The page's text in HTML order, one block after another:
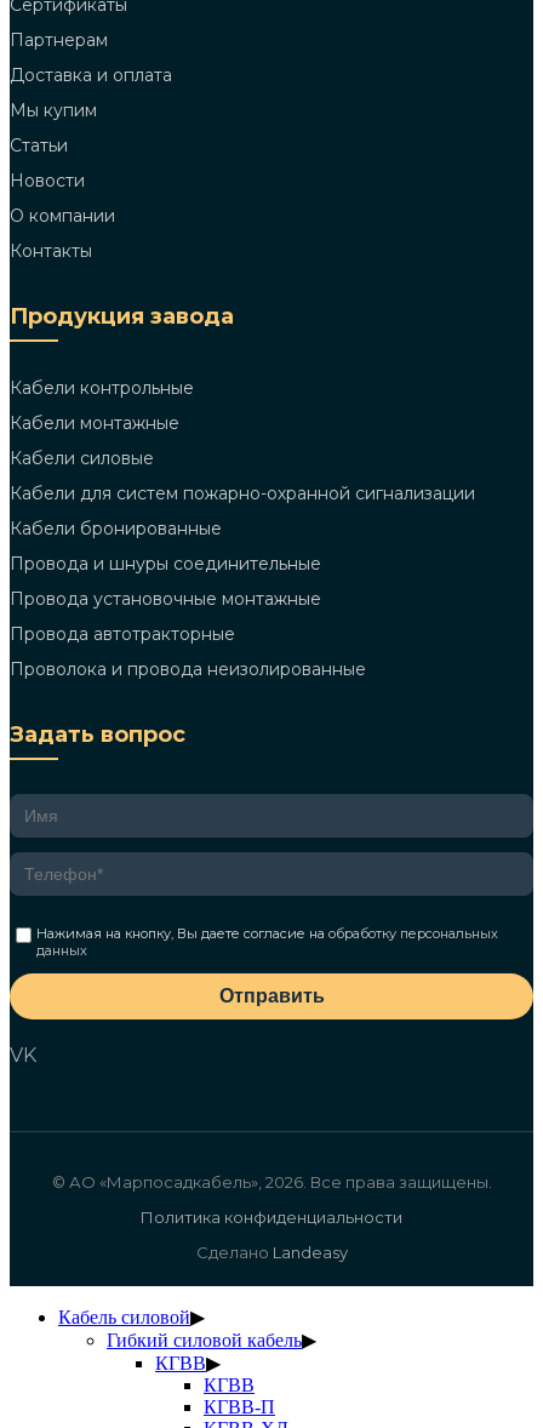
Сертификаты
Партнерам
Доставка и оплата
Мы купим
Статьи
Новости
О компании
Контакты
Продукция завода
Кабели контрольные
Кабели монтажные
Кабели силовые
Кабели для систем пожарно-охранной сигнализации
Кабели бронированные
Провода и шнуры соединительные
Провода установочные монтажные
Провода автотракторные
Проволока и провода неизолированные
Задать вопрос
Нажимая на кнопку, Вы даете согласие наобработку персональных
данных
Отправить
VK
© АО «Марпосадкабель», 2026. Все права защищены.
Политика конфиденциальности
Сделано Landeasy
Кабель силовой▶
Гибкий силовой кабель▶
КГВВ▶
КГВВ
КГВВ-П